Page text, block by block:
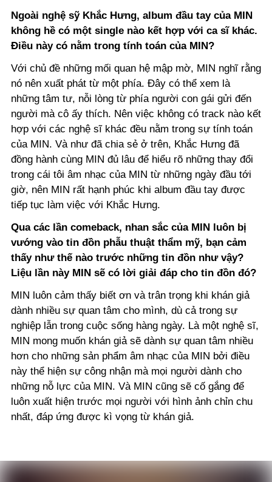
Ngoài nghệ sỹ Khắc Hưng, album đầu tay của MIN
không hề có một single nào kết hợp với ca sĩ khác.
Điều này có nằm trong tính toán của MIN?
Với chủ đề những mối quan hệ mập mờ, MIN nghĩ rằng
nó nên xuất phát từ một phía. Đây có thể xem là
những tâm tư, nỗi lòng từ phía người con gái gửi đến
người mà cô ấy thích. Nên việc không có track nào kết
hợp với các nghệ sĩ khác đều nằm trong sự tính toán
của MIN. Và như đã chia sẻ ở trên, Khắc Hưng đã
đồng hành cùng MIN đủ lâu để hiểu rõ những thay đổi
trong cái tôi âm nhạc của MIN từ những ngày đầu tới
giờ, nên MIN rất hạnh phúc khi album đầu tay được
tiếp tục làm việc với Khắc Hưng.
Qua các lần comeback, nhan sắc của MIN luôn bị
vướng vào tin đồn phẫu thuật thẩm mỹ, bạn cảm
thấy như thế nào trước những tin đồn như vậy?
Liệu lần này MIN sẽ có lời giải đáp cho tin đồn đó?
MIN luôn cảm thấy biết ơn và trân trọng khi khán giả
dành nhiều sự quan tâm cho mình, dù cả trong sự
nghiệp lẫn trong cuộc sống hàng ngày. Là một nghệ sĩ,
MIN mong muốn khán giả sẽ dành sự quan tâm nhiều
hơn cho những sản phẩm âm nhạc của MIN bởi điều
này thể hiện sự công nhận mà mọi người dành cho
những nỗ lực của MIN. Và MIN cũng sẽ cố gắng để
luôn xuất hiện trước mọi người với hình ảnh chỉn chu
nhất, đáp ứng được kì vọng từ khán giả.